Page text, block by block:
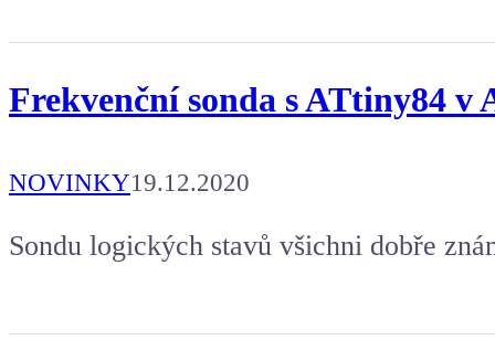
Frekvenční sonda s ATtiny84 v
NOVINKY19.12.2020
Sondu logických stavů všichni dobře